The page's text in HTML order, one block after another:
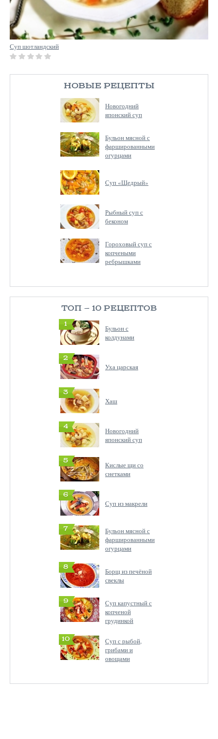
НОВЫЕ РЕЦЕПТЫ
Новогодний
японский суп
Бульон мясной с
фаршированными
огурцами
Суп «Щедрый»
Рыбный суп с
беконом
Гороховый суп с
копчеными
ребрышками
ТОП — 10 РЕЦЕПТОВ
1
Бульон с
колдунами
2
Уха царская
3
Хаш
4
Новогодний
японский суп
5
Кислые щи со
снетками
6
Суп из макрели
7
Бульон мясной с
фаршированными
огурцами
8
Борщ из печёной
свеклы
9
Суп капустный с
копченой
грудинкой
10
Суп с рыбой,
грибами и
овощами
Суп шотландский